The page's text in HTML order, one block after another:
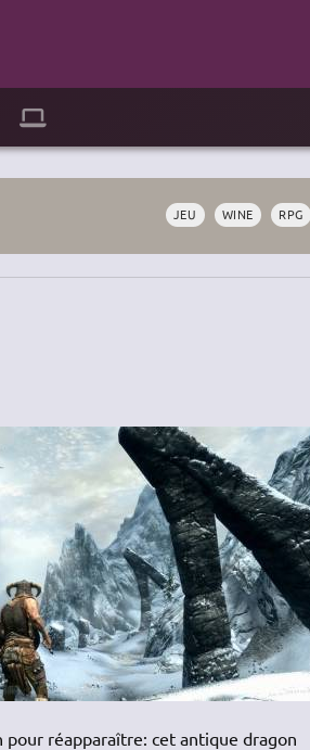
JEU WINE RPG
réapparaître: cet antique dragon